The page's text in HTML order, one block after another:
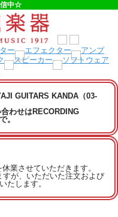
信中☆
GUITARS KANDA（03-
わせはRECORDING
。
業させていただきます。
が、いただいた注文および
たします。